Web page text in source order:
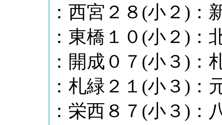
：西宮２８(小２)：
：東橋１０(小２)：
：開成０７(小３)：
：札緑２１(小３)：
：栄西８７(小３)：